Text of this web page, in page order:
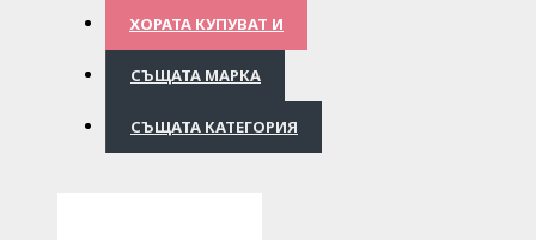
ХОРАТА КУПУВАТ И
СЪЩАТА МАРКА
СЪЩАТА КАТЕГОРИЯ